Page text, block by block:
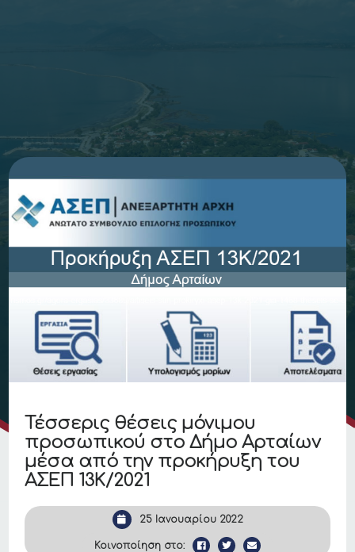
Τέσσερις θέσεις μόνιμου
προσωπικού στο Δήμο Αρταίων
μέσα από την προκήρυξη του
ΑΣΕΠ 13Κ/2021
25 Ιανουαρίου 2022
Κοινοποίηση στο: